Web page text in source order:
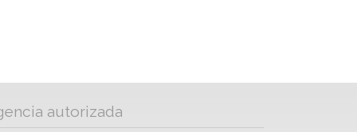
autorizada